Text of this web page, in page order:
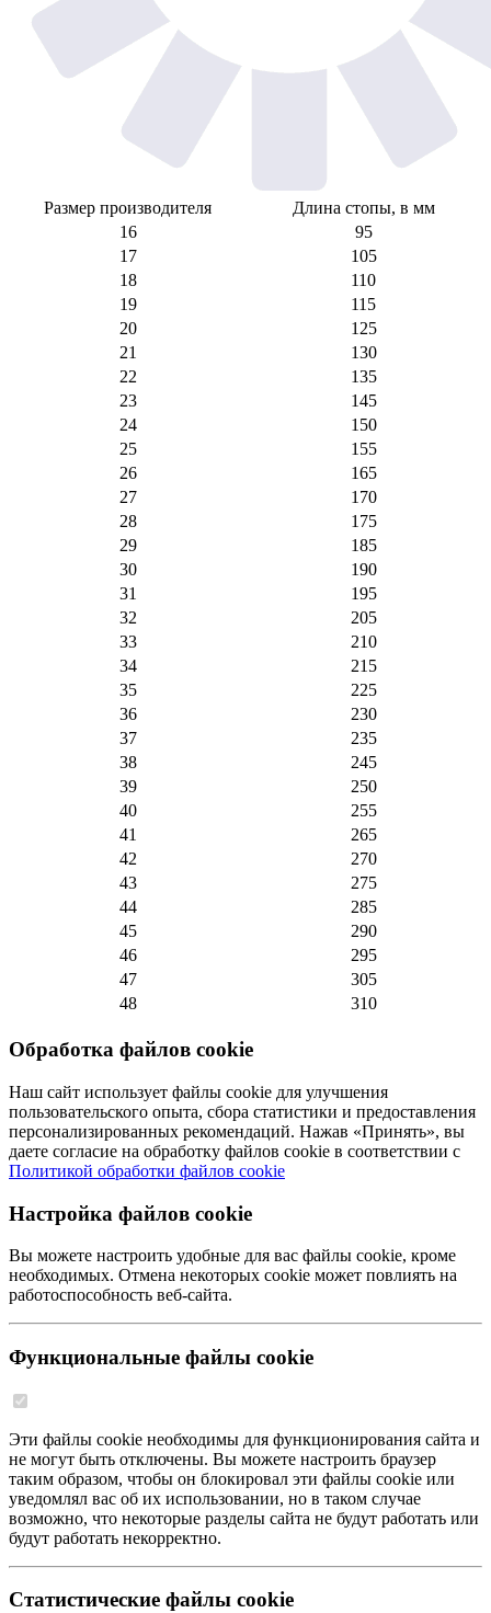
Размер производителя
Длина стопы, в мм
16
95
17
105
18
110
19
115
20
125
21
130
22
135
23
145
24
150
25
155
26
165
27
170
28
175
29
185
30
190
31
195
32
205
33
210
34
215
35
225
36
230
37
235
38
245
39
250
40
255
41
265
42
270
43
275
44
285
45
290
46
295
47
305
48
310
Обработка файлов cookie
Наш сайт использует файлы cookie для улучшения
пользовательского опыта, сбора статистики и предоставления
персонализированных рекомендаций. Нажав «Принять», вы
даете согласие на обработку файлов cookie в соответствии с
Политикой обработки файлов cookie
Настройка файлов cookie
Вы можете настроить удобные для вас файлы cookie, кроме
необходимых. Отмена некоторых cookie может повлиять на
работоспособность веб-сайта.
Функциональные файлы cookie
Эти файлы cookie необходимы для функционирования сайта и
не могут быть отключены. Вы можете настроить браузер
таким образом, чтобы он блокировал эти файлы cookie или
уведомлял вас об их использовании, но в таком случае
возможно, что некоторые разделы сайта не будут работать или
будут работать некорректно.
Статистические файлы cookie